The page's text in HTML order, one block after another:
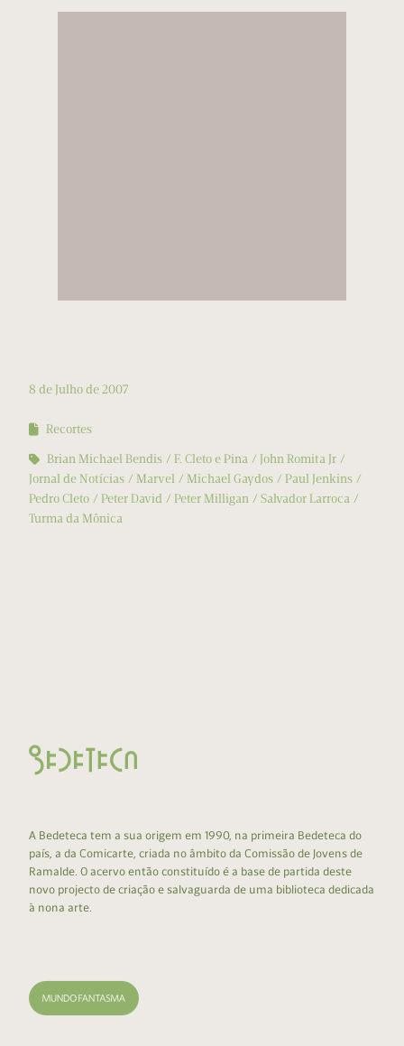
8 de Julho de 2007
Recortes
Brian Michael Bendis
F. Cleto e Pina
John Romita Jr
Jornal de Notícias
Marvel Michael Gaydos
Paul Jenkins
Pedro Cleto
Peter David Peter Milligan
Salvador Larroca
Turma da Mônica
A Bedeteca tem a sua origem em 1990, na primeira Bedeteca do
país, a da Comicarte, criada no âmbito da Comissão de Jovens de
Ramalde. O acervo então constituído é a base de partida deste
novo projecto de criação e salvaguarda de uma biblioteca dedicada
à nona arte.